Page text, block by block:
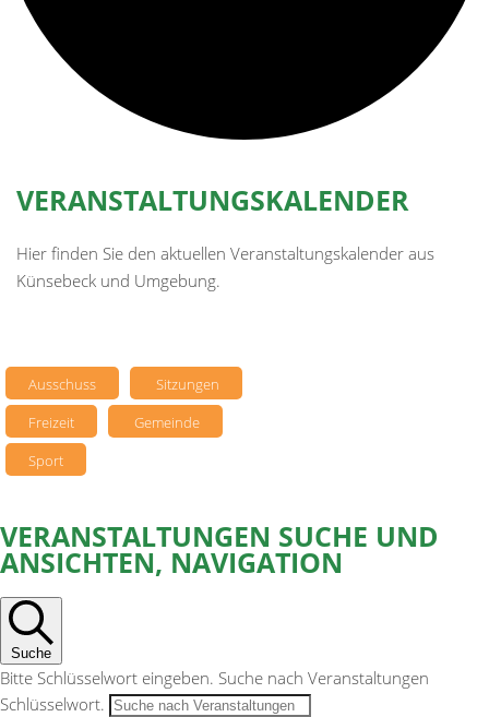
VERANSTALTUNGSKALENDER
Hier finden Sie den aktuellen Veranstaltungskalender aus
Künsebeck und Umgebung.
Ausschuss
Sitzungen
Freizeit
Gemeinde
Sport
VERANSTALTUNGEN
FÜR
17.
JUNI
2026
VERANSTALTUNGEN SUCHE UND
ANSICHTEN, NAVIGATION
Suche
Bitte Schlüsselwort eingeben. Suche nach Veranstaltungen
Schlüsselwort.